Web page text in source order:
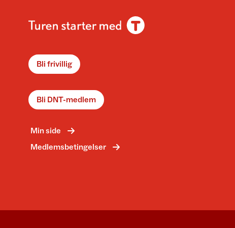
Bli frivillig
Bli DNT-medlem
Min side
Medlemsbetingelser